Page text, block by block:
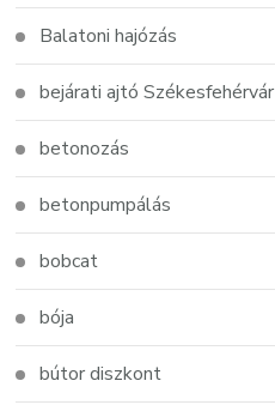
Balatoni hajózás
bejárati ajtó Székesfehérvár
betonozás
betonpumpálás
bobcat
bója
bútor diszkont